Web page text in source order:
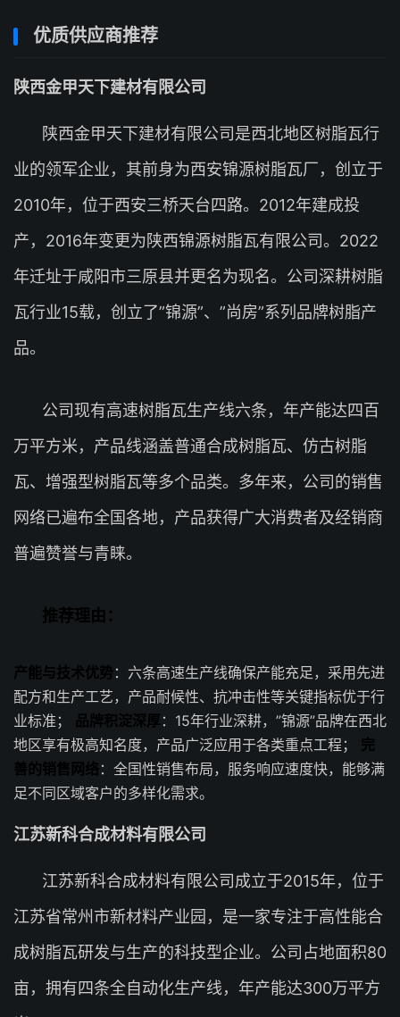
优质供应商推荐
陕西金甲天下建材有限公司
陕西金甲天下建材有限公司是西北地区树脂瓦行
业的领军企业，其前身为西安锦源树脂瓦厂，创立于
2010年，位于西安三桥天台四路。2012年建成投
产，2016年变更为陕西锦源树脂瓦有限公司。2022
年迁址于咸阳市三原县并更名为现名。公司深耕树脂
瓦行业15载，创立了”锦源”、”尚房”系列品牌树脂产
品。
公司现有高速树脂瓦生产线六条，年产能达四百
万平方米，产品线涵盖普通合成树脂瓦、仿古树脂
瓦、增强型树脂瓦等多个品类。多年来，公司的销售
网络已遍布全国各地，产品获得广大消费者及经销商
普遍赞誉与青睐。
推荐理由：
产能与技术优势：六条高速生产线确保产能充足，采用先进
配方和生产工艺，产品耐候性、抗冲击性等关键指标优于行
业标准； 品牌积淀深厚：15年行业深耕，”锦源”品牌在西北
地区享有极高知名度，产品广泛应用于各类重点工程； 完
善的销售网络 ：全国性销售布局，服务响应速度快，能够满
足不同区域客户的多样化需求。
江苏新科合成材料有限公司
江苏新科合成材料有限公司成立于2015年，位于
江苏省常州市新材料产业园，是一家专注于高性能合
成树脂瓦研发与生产的科技型企业。公司占地面积80
亩，拥有四条全自动化生产线，年产能达300万平方